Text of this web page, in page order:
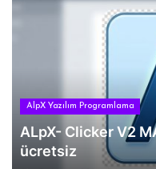
AlpX Yazılım Programlama
ALpX- Clicker V2
ücretsiz